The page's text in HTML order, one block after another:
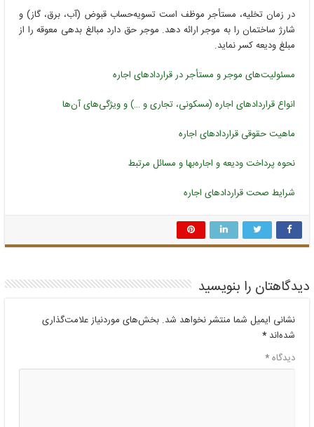
در زمان تخلیه، مستأجر موظف است تسویه‌حساب قبوض (آب، برق، گاز) و
شارژ ساختمان را به موجر ارائه دهد. موجر حق دارد مبالغ بدهی معوقه را از
مبلغ ودیعه کسر نماید.
مسئولیت‌های موجر و مستأجر در قراردادهای اجاره
انواع قراردادهای اجاره (مسکونی، تجاری و …) و ویژگی‌های آن‌ها
ماهیت حقوقی قراردادهای اجاره
نحوه پرداخت ودیعه و اجاره‌بها و مسائل مرتبط
شرایط صحت قراردادهای اجاره
دیدگاهتان را بنویسید
نشانی ایمیل شما منتشر نخواهد شد. بخش‌های موردنیاز علامت‌گذاری
شده‌اند*
دیدگاه*